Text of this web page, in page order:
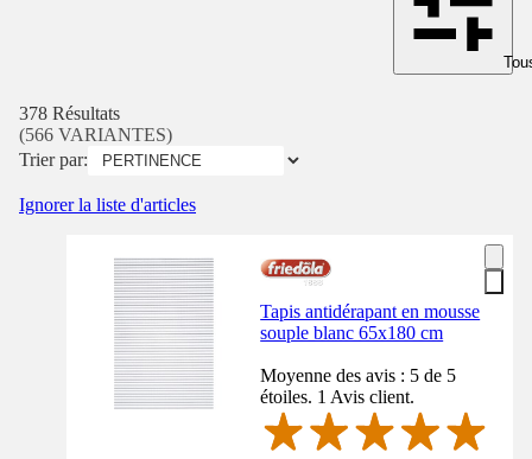
378 Résultats
(566 VARIANTES)
Trier par:
Ignorer la liste d'articles
Tapis antidérapant en mousse
souple blanc 65x180 cm
Moyenne des avis : 5 de 5
étoiles. 1 Avis client.